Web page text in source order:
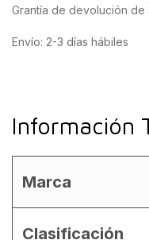
Grantía de devolución de
Envío: 2-3 días hábiles
Información
Marca
Clasificación